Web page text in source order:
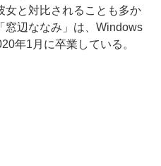
女と対比されることも多か
窓辺ななみ」は、Windows
年1月に卒業している。